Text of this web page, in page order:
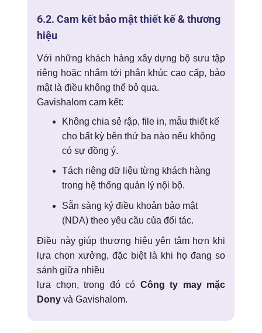
6.2. Cam kết bảo mật thiết kế & thương
hiệu
Với những khách hàng xây dựng bộ sưu tập
riêng hoặc nhắm tới phân khúc cao cấp, bảo
mật là điều không thể bỏ qua.
Gavishalom cam kết:
Không chia sẻ rập, file in, mẫu thiết kế
cho bất kỳ bên thứ ba nào nếu không
có sự đồng ý.
Tách riêng dữ liệu từng khách hàng
trong hệ thống quản lý nội bộ.
Sẵn sàng ký điều khoản bảo mật
(NDA) theo yêu cầu của đối tác.
Điều này giúp thương hiệu yên tâm hơn khi
lựa chọn xưởng, đặc biệt là khi họ đang so
sánh giữa nhiều
lựa chọn, trong đó có Công ty may mặc
Dony và Gavishalom.